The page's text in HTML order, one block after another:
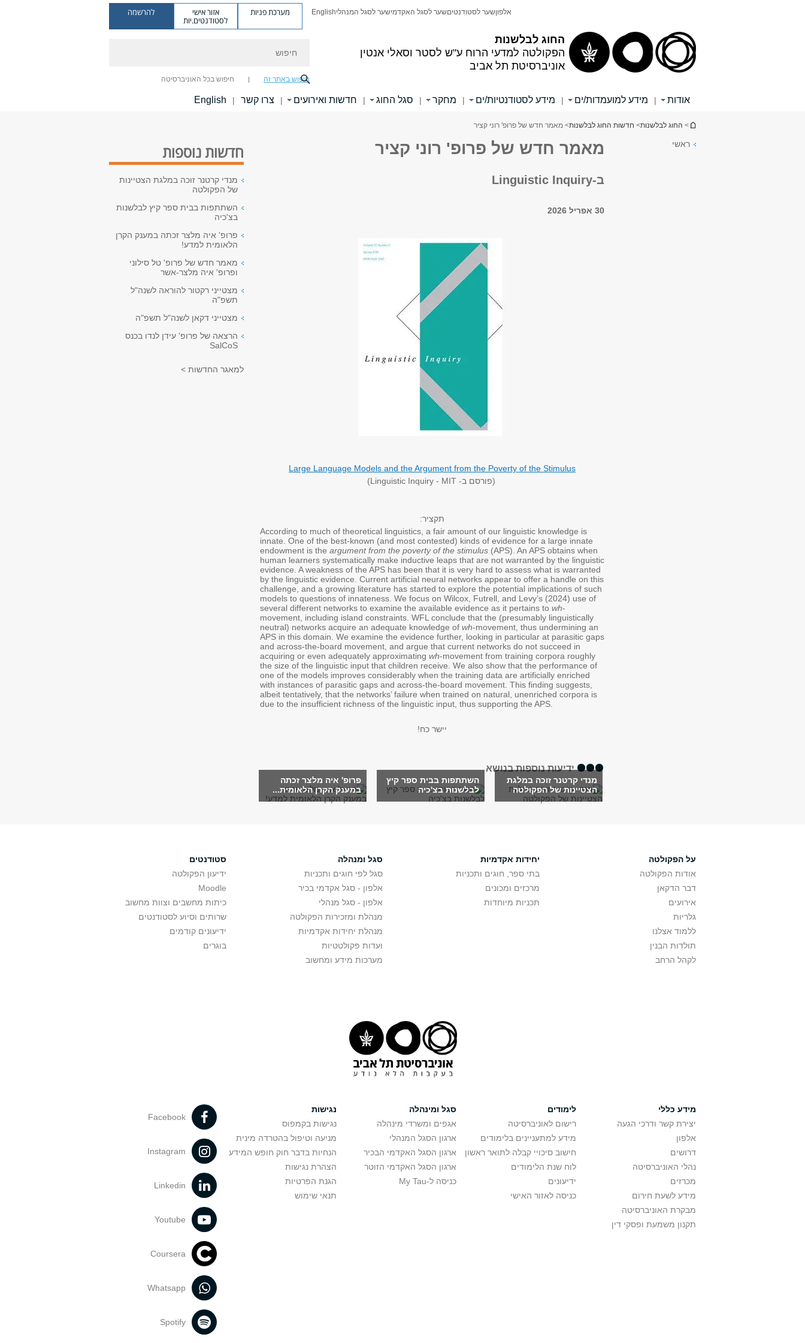
החוג לבלשנות
הפקולטה למדעי הרוח ע"ש לסטר וסאלי אנטין
אוניברסיטת תל אביב
אלפוןשער לסטודנטיםשער לסגל האקדמישער לסגל המנהליEnglish מערכת פניות אזור אישי
לסטודנטים.יות
להרשמה
חיפוש באתר זה חיפוש בכל האוניברסיטה
אודות | מידע למועמדות/ים | מידע לסטודנטיות/ים | מחקר | סגל החוג | חדשות ואירועים | צרו קשר |
English
הינך נמצא כאן
> החוג לבלשנות> חדשות החוג לבלשנות> מאמר חדש של פרופ' רוני קציר
ראשי מאמר חדש של פרופ' רוני קציר
ב-Linguistic Inquiry
30 אפריל 2026
Large Language Models and the Argument from the Poverty of the Stimulus
(פורסם ב- Linguistic Inquiry - MIT)
:תקציר
According to much of theoretical linguistics, a fair amount of our linguistic knowledge is
innate. One of the best-known (and most contested) kinds of evidence for a large innate
endowment is the argument from the poverty of the stimulus (APS). An APS obtains when
human learners systematically make inductive leaps that are not warranted by the linguistic
evidence. A weakness of the APS has been that it is very hard to assess what is warranted
by the linguistic evidence. Current artificial neural networks appear to offer a handle on this
challenge, and a growing literature has started to explore the potential implications of such
models to questions of innateness. We focus on Wilcox, Futrell, and Levy’s (2024) use of
several different networks to examine the available evidence as it pertains to wh-
movement, including island constraints. WFL conclude that the (presumably linguistically
neutral) networks acquire an adequate knowledge of wh-movement, thus undermining an
APS in this domain. We examine the evidence further, looking in particular at parasitic gaps
and across-the-board movement, and argue that current networks do not succeed in
acquiring or even adequately approximating wh-movement from training corpora roughly
the size of the linguistic input that children receive. We also show that the performance of
one of the models improves considerably when the training data are artificially enriched
with instances of parasitic gaps and across-the-board movement. This finding suggests,
albeit tentatively, that the networks’ failure when trained on natural, unenriched corpora is
due to the insufficient richness of the linguistic input, thus supporting the APS.
יישר כח!
ידיעות נוספות בנושא
מנדי קרטנר זוכה במלגת
הצטיינות של הפקולטה
השתתפות בבית ספר קיץ
לבלשנות בצ'כיה
פרופ' איה מלצר זכתה
במענק הקרן הלאומית...
חדשות נוספות
מנדי קרטנר זוכה במלגת הצטיינות
של הפקולטה
השתתפות בבית ספר קיץ לבלשנות
בצ'כיה
פרופ' איה מלצר זכתה במענק הקרן
הלאומית למדע!
מאמר חדש של פרופ' טל סילוני
ופרופ' איה מלצר-אשר
מצטייני רקטור להוראה לשנה"ל
תשפ"ה
מצטייני דקאן לשנה"ל תשפ"ה
הרצאה של פרופ' עידן לנדו בכנס
SalCoS
למאגר החדשות >
על הפקולטה
אודות הפקולטה
דבר הדקאן
אירועים
גלריות
ללמוד אצלנו
תולדות הבנין
לקהל הרחב
יחידות אקדמיות
בתי ספר, חוגים ותכניות
מרכזים ומכונים
תכניות מיוחדות
סגל ומנהלה
סגל לפי חוגים ותכניות
אלפון - סגל אקדמי בכיר
אלפון - סגל מנהלי
מנהלת ומזכירות הפקולטה
מנהלת יחידות אקדמיות
ועדות פקולטטיות
מערכות מידע ומחשוב
סטודנטים
ידיעון הפקולטה
Moodle
כיתות מחשבים וצוות מחשוב
שרותים וסיוע לסטודנטים
ידיעונים קודמים
בוגרים
מידע כללי
יצירת קשר ודרכי הגעה
אלפון
דרושים
נהלי האוניברסיטה
מכרזים
מידע לשעת חירום
מבקרת האוניברסיטה
תקנון משמעת ופסקי דין
לימודים
רישום לאוניברסיטה
מידע למתעניינים בלימודים
חישוב סיכויי קבלה לתואר ראשון
לוח שנת הלימודים
ידיעונים
כניסה לאזור האישי
סגל ומינהלה
אגפים ומשרדי מינהלה
ארגון הסגל המנהלי
ארגון הסגל האקדמי הבכיר
ארגון הסגל האקדמי הזוטר
כניסה ל-My Tau
נגישות
נגישות בקמפוס
מניעה וטיפול בהטרדה מינית
הנחיות בדבר חוק חופש המידע
הצהרת נגישות
הגנת הפרטיות
תנאי שימוש
Facebook
Instagram
Linkedin
Youtube
Coursera
Whatsapp
Spotify